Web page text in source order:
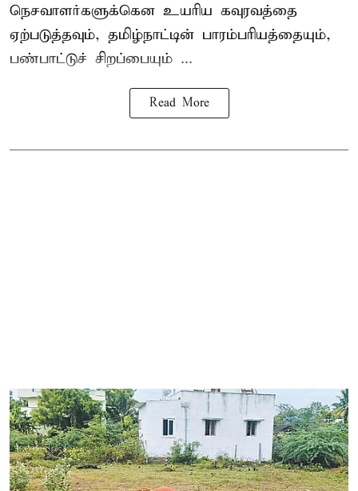
நெசவாளர்களுக்கென உயரிய கவுரவத்தை
ஏற்படுத்தவும், தமிழ்நாட்டின் பாரம்பரியத்தையும்,
பண்பாட்டுச் சிறப்பையும் ...
Read More